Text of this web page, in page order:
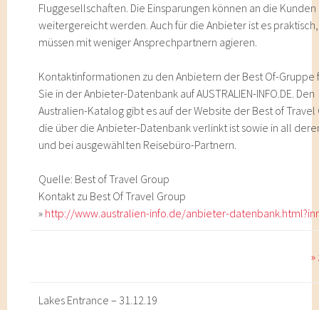
Fluggesellschaften. Die Einsparungen können an die Kunden
weitergereicht werden. Auch für die Anbieter ist es
müssen mit weniger Ansprechpartnern agieren.
Kontaktinformationen zu den Anbietern der Best Of-Gruppe
Sie in der Anbieter-Datenbank auf AUSTRALIEN-INFO.DE. Den
Australien-Katalog gibt es auf der Website der Best of
die über die Anbieter-Datenbank verlinkt ist sowie in all
und bei ausgewählten Reisebüro-Partnern.
Quelle: Best of Travel Group
Kontakt zu Best Of Travel Group
» http://www.australien-info.de/anbieter-
Lakes Entrance – 31.12.19